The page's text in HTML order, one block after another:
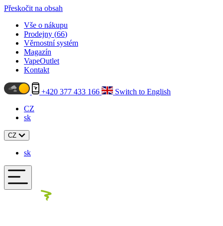
Přeskočit na obsah
Vše o nákupu
Prodejny (66)
Věrnostní systém
Magazín
VapeOutlet
Kontakt
+420 377 433 166
Switch to English
CZ
sk
CZ
sk